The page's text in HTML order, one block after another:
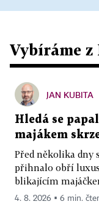
Vybíráme z
JAN KUBITA
Hledá se
majákem
Před několika dny
přihnalo obří
blikajícím
4. 8. 2026 ▪ 6 min.